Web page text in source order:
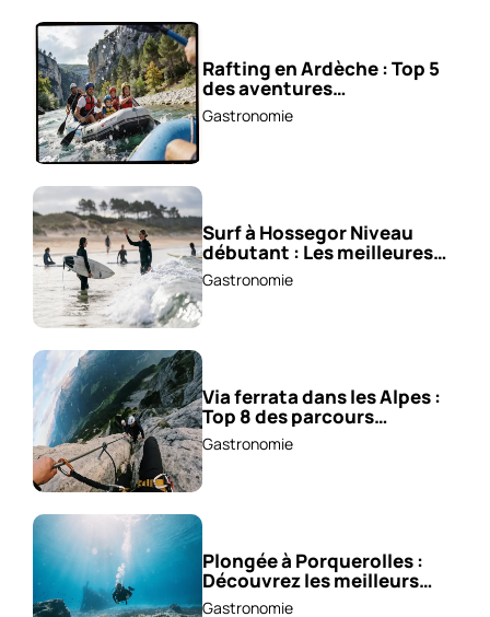
Rafting en Ardèche : Top 5
des aventures
incontournables !
Gastronomie
Surf à Hossegor Niveau
débutant : Les meilleures
écoles !
Gastronomie
Via ferrata dans les Alpes :
Top 8 des parcours
sensationnels !
Gastronomie
Plongée à Porquerolles :
Découvrez les meilleurs
spots !
Gastronomie